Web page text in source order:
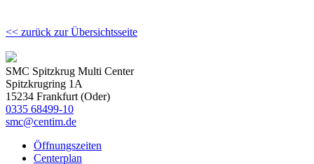
<< zurück zur Übersichtsseite
SMC Spitzkrug Multi Center
Spitzkrugring 1A
15234 Frankfurt (Oder)
0335 68499-10
smc@centim.de
Öffnungszeiten
Centerplan